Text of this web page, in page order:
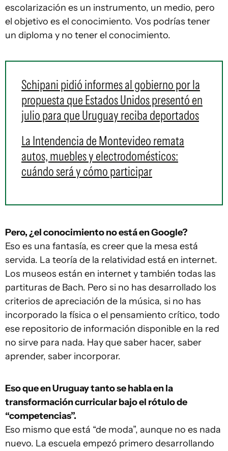
escolarización es un instrumento, un medio, pero
el objetivo es el conocimiento. Vos podrías tener
un diploma y no tener el conocimiento.
Schipani pidió informes al gobierno por la
propuesta que Estados Unidos presentó en
julio para que Uruguay reciba deportados
La Intendencia de Montevideo remata
autos, muebles y electrodomésticos:
cuándo será y cómo participar
Pero, ¿el conocimiento no está en Google?
Eso es una fantasía, es creer que la mesa está
servida. La teoría de la relatividad está en internet.
Los museos están en internet y también todas las
partituras de Bach. Pero si no has desarrollado los
criterios de apreciación de la música, si no has
incorporado la física o el pensamiento crítico, todo
ese repositorio de información disponible en la red
no sirve para nada. Hay que saber hacer, saber
aprender, saber incorporar.
Eso que en Uruguay tanto se habla en la
transformación curricular bajo el rótulo de
“competencias”.
Eso mismo que está “de moda”, aunque no es nada
nuevo. La escuela empezó primero desarrollando